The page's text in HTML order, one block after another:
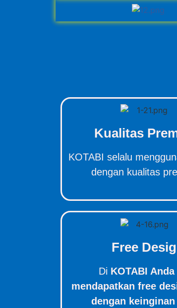
Kualitas
KOTABI selalu
dengan kualitas
Free
Di KOTABI
mendapatkan free
dengan keinginan